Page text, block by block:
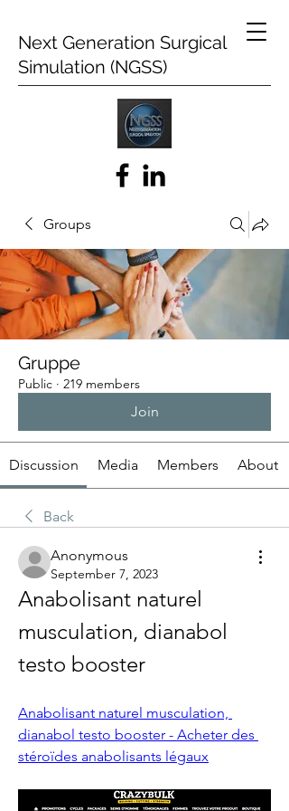
Next Generation Surgical
Simulation (NGSS)
Groups
Gruppe
Public · 219 members
Join
Discussion Media Members About
Back
Anonymous
September 7, 2023
Anabolisant naturel
musculation, dianabol
testo booster
Anabolisant naturel musculation,
dianabol testo booster - Acheter des
stéroïdes anabolisants légaux